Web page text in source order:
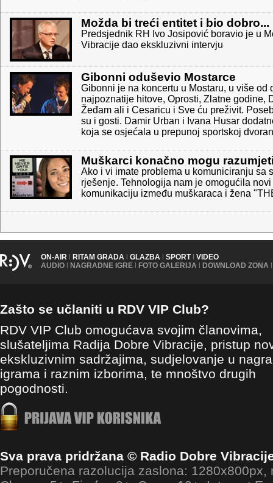
Možda bi treći entitet i bio dobro...
Predsjednik RH Ivo Josipović boravio je u
Vibracije dao ekskluzivni intervju
Gibonni oduševio Mostarce
Gibonni je na koncertu u Mostaru, u više od
najpoznatije hitove, Oprosti, Zlatne godine,
Žeđam ali i Cesaricu i Sve ću preživit.
su i gosti. Damir Urban i Ivana Husar
koja se osjećala u prepunoj sportskoj
Muškarci konačno mogu
Ako i vi imate problema u komuniciranju sa
rješenje. Tehnologija nam je omogućila
komunikaciju između muškaraca i žena
ON-AIR | RITAM GRADA | GLAZBA | SPORT | VIDEO
AUDIO | NAGRADNE IGRE | FOTO GALERIJA | DOWNLOAD ZONA |
Zašto se učlaniti u RDV VIP Club?
RDV VIP Club omogućava svojim članovima,
slušateljima Radija Dobre Vibracije, pristup
ekskluzivnim sadržajima, sudjelovanje u
igrama i raznim izborima, te mnoštvo drugih
pogodnosti.
Sva prava pridržana © Radio Dobre
Preporučena razolucija zaslona: 1280x800px,